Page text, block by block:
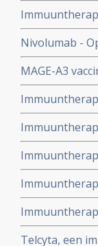
zijn de
Nivolumab -
niet-klein-
MAGE-A3
studie en
goede
te kunnen
ingespoten in
opmerkelijke
tumoren bij
resultaten in
Telcyta, een